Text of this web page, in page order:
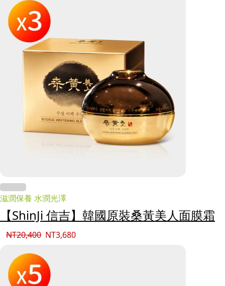
滋潤保養 水潤光澤
【ShinJi 信吉】韓國原裝桑黃美人面膜霜
NT20,400 NT3,680